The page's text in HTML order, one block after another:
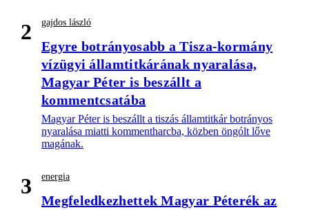
2 gajdos lászló
Egyre botrányosabb a Tisza-kormány
vízügyi államtitkárának nyaralása,
Magyar Péter is beszállt a
kommentcsatába
Magyar Péter is beszállt a tiszás államtitkár botrányos
nyaralása miatti kommentharcba, közben öngólt lőve
magának.
3 energia
Megfeledkezhettek Magyar Péterék az